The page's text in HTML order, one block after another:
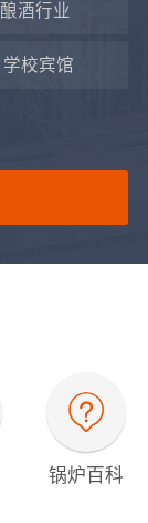
酿酒行业
学校宾馆
锅炉百科